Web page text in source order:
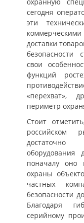
сегодня
эти
доставки
безопасности
свои
функций
«перехват»,
периметр
Стоит
российском
оборудования
поначалу оно
охраны
частных
безопасности
Благодаря
серийному